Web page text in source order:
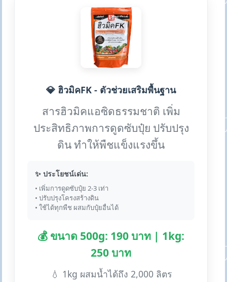
💎 ฮิวมิคFK - ตัวช่วยเสริมพื้นฐาน
สารฮิวมิคแอซิดธรรมชาติ เพิ่ม
ประสิทธิภาพการดูดซับปุ๋ย ปรับปรุง
ดิน ทำให้พืชแข็งแรงขึ้น
✨ ประโยชน์เด่น:
• เพิ่มการดูดซับปุ๋ย 2-3 เท่า
• ปรับปรุงโครงสร้างดิน
• ใช้ได้ทุกพืช ผสมกับปุ๋ยอื่นได้
💰 ขนาด 500g: 190 บาท | 1kg:
250 บาท
💧 1kg ผสมน้ำได้ถึง 2,000 ลิตร